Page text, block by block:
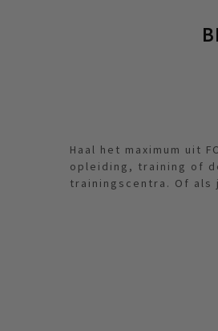
Haal het maximum uit
opleiding, training of
trainingscentra. Of als